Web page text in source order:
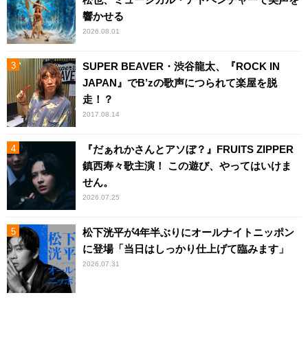
響かせる
2026.08.01
SUPER BEAVER・渋谷龍太、『ROCK IN
JAPAN』でB’zの歌声につられて楽屋を脱
走！？
2017.08.14
『だぁれかさんとアソぼ？』FRUITS ZIPPER
鎮西寿々歌主演！ この遊び、やってはいけま
せん。
2026.07.25
松下洸平が4年半ぶりにオールナイトニッポン
に登場「当日はしっかり仕上げて臨みます」
2026.07.31